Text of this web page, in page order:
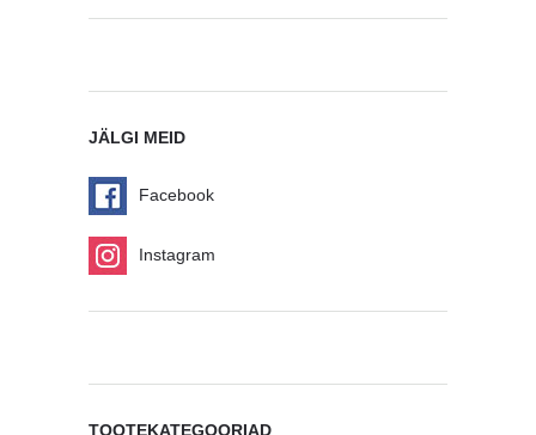
JÄLGI MEID
Facebook
Instagram
TOOTEKATEGOORIAD